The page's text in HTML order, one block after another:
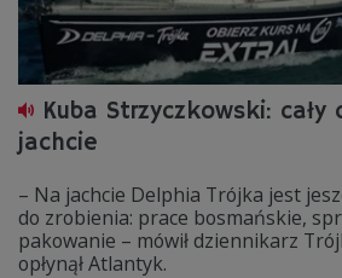
Kuba Strzyczkowski: cały
jachcie
– Na jachcie Delphia Trójka jest
do zrobienia: prace bosmańskie,
pakowanie – mówił dziennikarz
opłynął Atlantyk.